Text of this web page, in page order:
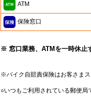
ATM
保険窓口
※ 窓口業務、ATMを一時休止
※バイク自賠責保険はお客さまス
○いつもご利用されている郵便局